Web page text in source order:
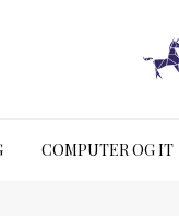
COMPUTER OG IT